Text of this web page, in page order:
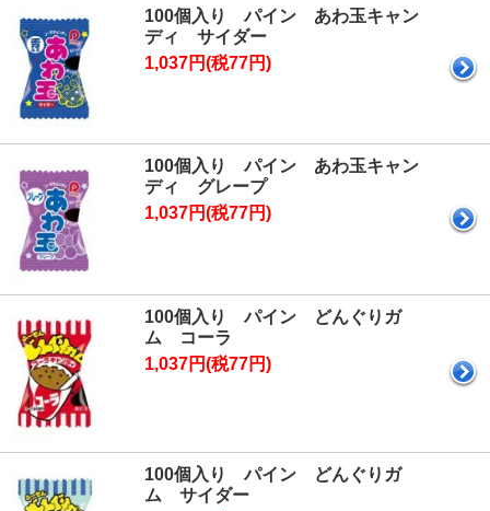
100個入り パイン あわ玉キャン
ディ サイダー
1,037円(税77円)
100個入り パイン あわ玉キャン
ディ グレープ
1,037円(税77円)
100個入り パイン どんぐりガ
ム コーラ
1,037円(税77円)
100個入り パイン どんぐりガ
ム サイダー